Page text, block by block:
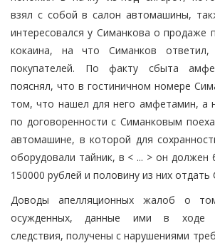
взял с собой в салон автомашины,
интересовался у Симанкова о продаже
кокаина, на что Симанков ответил,
покупателей. По факту сбыта
пояснял, что в гостиничном номере
том, что нашел для него амфетамин, а
по договоренности с Симанковым
автомашине, в которой для
оборудовали тайник, в < ... > он должен
150000 рублей и половину из них отдать
Доводы апелляционных жалоб о
осужденных, данные ими в ходе
следствия, получены с нарушениями